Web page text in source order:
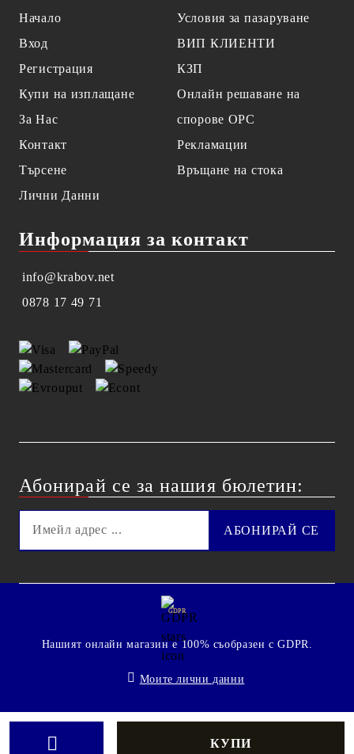
Начало
Вход
Регистрация
Купи на изплащане
За Нас
Контакт
Търсене
Лични Данни
Условия за пазаруване
ВИП КЛИЕНТИ
КЗП
Онлайн решаване на
спорове OPC
Рекламации
Връщане на стока
Информация за контакт
info@krabov.net
0878 17 49 71
Абонирай се за нашия бюлетин:
GDPR
Нашият онлайн магазин е 100% съобразен с GDPR.
Моите лични данни